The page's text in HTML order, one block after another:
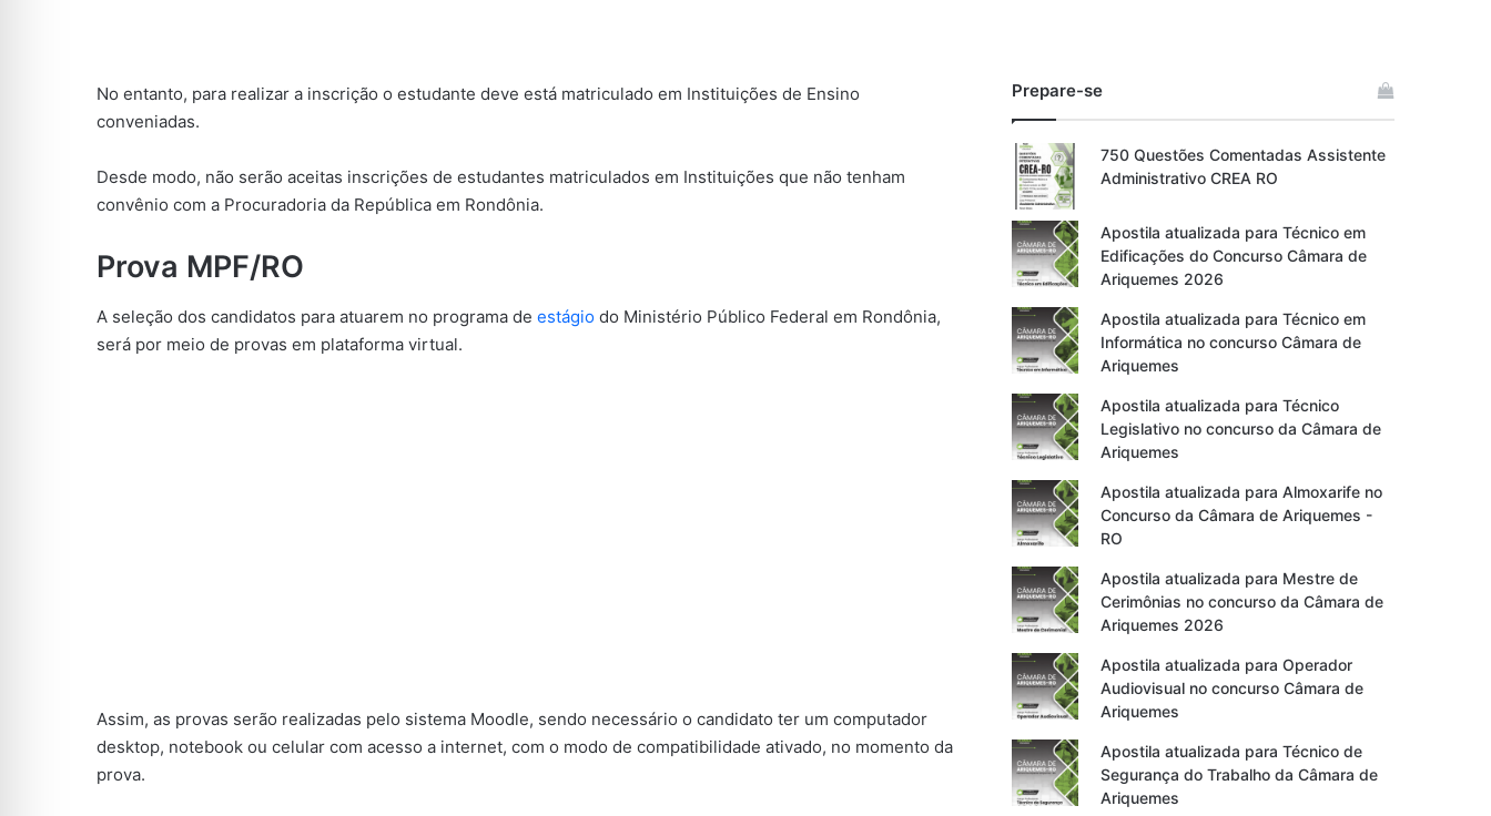
No entanto, para realizar a inscrição o estudante deve está matriculado em Instituições de Ensino
conveniadas.
Desde modo, não serão aceitas inscrições de estudantes matriculados em Instituições que não tenham
convênio com a Procuradoria da República em Rondônia.
Prova MPF/RO
A seleção dos candidatos para atuarem no programa de estágio do Ministério Público Federal em Rondônia,
será por meio de provas em plataforma virtual.
Assim, as provas serão realizadas pelo sistema Moodle, sendo necessário o candidato ter um computador
desktop, notebook ou celular com acesso a internet, com o modo de compatibilidade ativado, no momento da
prova.
Prepare-se
750 Questões Comentadas Assistente
Administrativo CREA RO
Apostila atualizada para Técnico em
Edificações do Concurso Câmara de
Ariquemes 2026
Apostila atualizada para Técnico em
Informática no concurso Câmara de
Ariquemes
Apostila atualizada para Técnico
Legislativo no concurso da Câmara de
Ariquemes
Apostila atualizada para Almoxarife no
Concurso da Câmara de Ariquemes -
RO
Apostila atualizada para Mestre de
Cerimônias no concurso da Câmara de
Ariquemes 2026
Apostila atualizada para Operador
Audiovisual no concurso Câmara de
Ariquemes
Apostila atualizada para Técnico de
Segurança do Trabalho da Câmara de
Ariquemes